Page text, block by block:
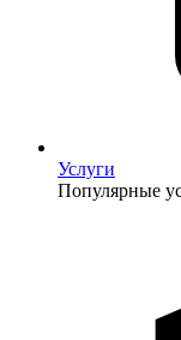
Услуги
Популярные